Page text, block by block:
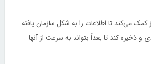
کمک می‌کند تا اطلاعات را به شکل سازمان یافته
و ذخیره کند تا بعداً بتواند به سرعت از آنها